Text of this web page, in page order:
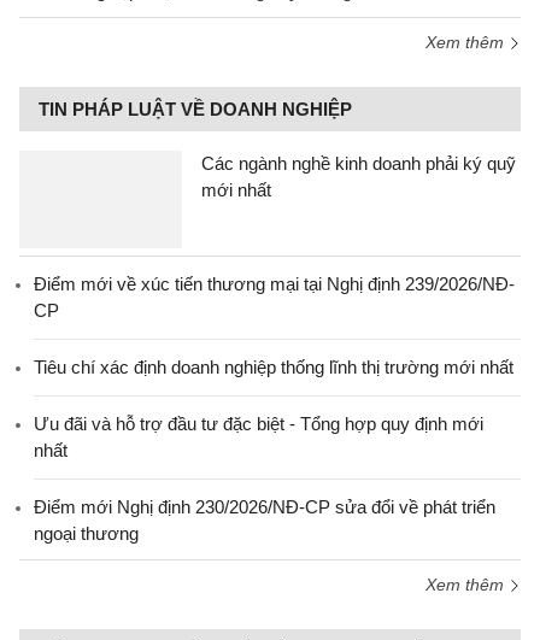
Xem thêm
TIN PHÁP LUẬT VỀ DOANH NGHIỆP
Các ngành nghề kinh doanh phải ký quỹ
mới nhất
Điểm mới về xúc tiến thương mại tại Nghị định 239/2026/NĐ-
CP
Tiêu chí xác định doanh nghiệp thống lĩnh thị trường mới nhất
Ưu đãi và hỗ trợ đầu tư đặc biệt - Tổng hợp quy định mới
nhất
Điểm mới Nghị định 230/2026/NĐ-CP sửa đổi về phát triển
ngoại thương
Xem thêm